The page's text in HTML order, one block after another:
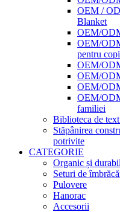
OEM /
Blanket
OEM/
OEM/
pentru
OEM/
OEM/
OEM/
OEM/
familiei
Biblioteca de
Stăpânirea
potrivite
CATEGORIE
Organic și durabil
Seturi de
Pulovere
Hanorac
Accesorii